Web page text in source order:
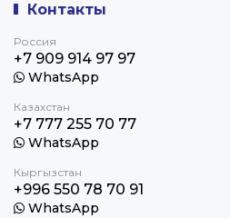
Контакты
Россия
+7 909 914 97 97
WhatsApp
Казахстан
+7 777 255 70 77
WhatsApp
Кыргызстан
+996 550 78 70 91
WhatsApp